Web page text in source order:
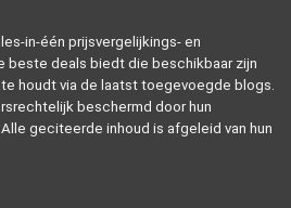
in-één prijsvergelijkings- en
beste deals biedt die beschikbaar zijn
houdt via de laatst toegevoegde blogs.
beschermd door hun
geciteerde inhoud is afgeleid van hun